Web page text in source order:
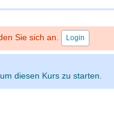
Sie sich an. Login
diesen Kurs zu starten.